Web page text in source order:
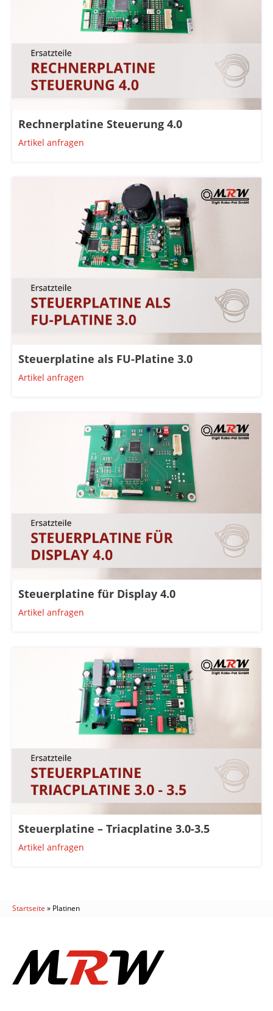
Rechnerplatine Steuerung 4.0
Artikel anfragen
Steuerplatine als FU-Platine 3.0
Artikel anfragen
Steuerplatine für Display 4.0
Artikel anfragen
Steuerplatine – Triacplatine 3.0-3.5
Artikel anfragen
Startseite » Platinen